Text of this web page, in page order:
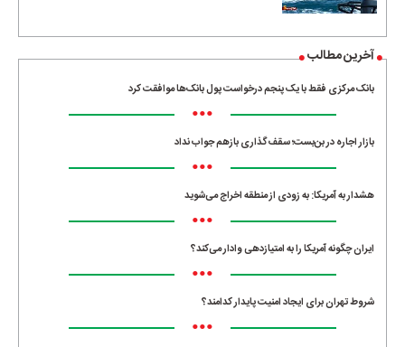
آخرین مطالب
بانک مرکزی فقط با یک‌ پنجم درخواست پول بانک‌ها موافقت کرد
•••
بازار اجاره در بن‌بست؛ سقف‌گذاری بازهم جواب نداد
•••
هشدار به آمریکا: به زودی از منطقه اخراج می‌شوید
•••
ایران چگونه آمریکا را به امتیازدهی وادار می‌کند؟
•••
شروط تهران برای ایجاد امنیت پایدار کدامند؟
•••